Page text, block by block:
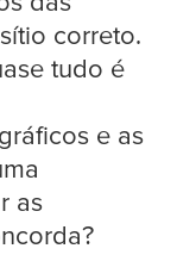
correto.
tudo é
e as
as